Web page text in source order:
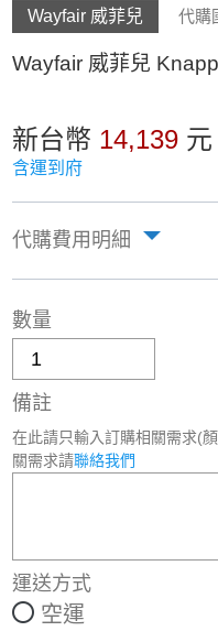
Wayfair 威菲兒 代購
Wayfair 威菲兒
新台幣 14,139 元
含運到府
代購費用明細
數量
備註
在此請只輸入訂購相關需求(
關需求請聯絡我們
運送方式
空運